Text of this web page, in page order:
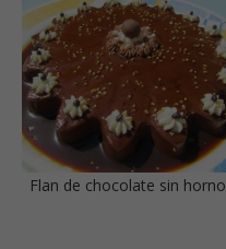
Flan de chocolate sin horno